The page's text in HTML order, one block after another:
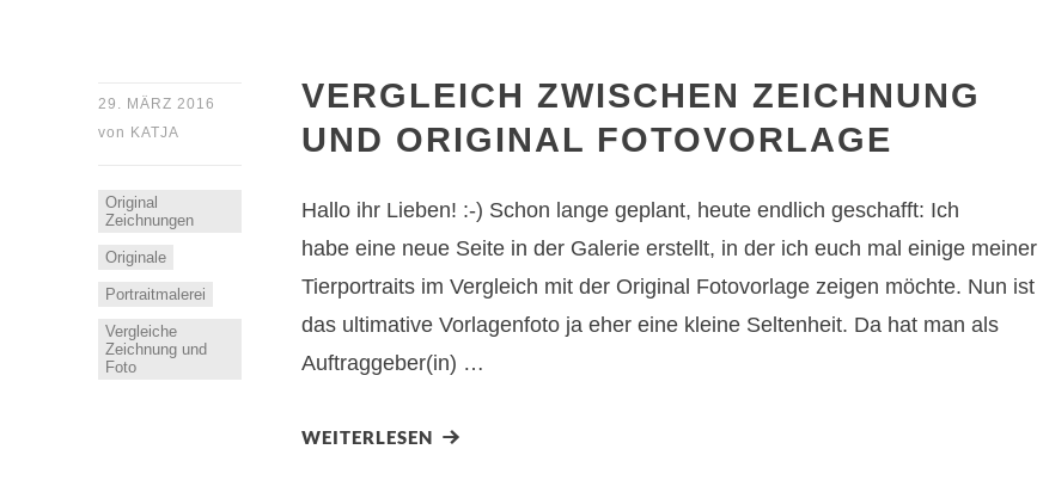
29. MÄRZ 2016
von KATJA
Original
Zeichnungen
Originale
Portraitmalerei
Vergleiche
Zeichnung und
Foto
VERGLEICH ZWISCHEN ZEICHNUNG
UND ORIGINAL FOTOVORLAGE
Hallo ihr Lieben! :-) Schon lange geplant, heute endlich geschafft: Ich
habe eine neue Seite in der Galerie erstellt, in der ich euch mal einige meiner
Tierportraits im Vergleich mit der Original Fotovorlage zeigen möchte. Nun ist
das ultimative Vorlagenfoto ja eher eine kleine Seltenheit. Da hat man als
Auftraggeber(in) …
WEITERLESEN